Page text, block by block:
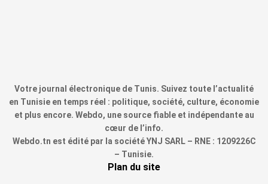
Votre journal électronique de Tunis. Suivez toute l’actualité
en Tunisie en temps réel : politique, société, culture, économie
et plus encore. Webdo, une source fiable et indépendante au
cœur de l’info.
Webdo.tn est édité par la société YNJ SARL – RNE : 1209226C
– Tunisie.
Plan du site